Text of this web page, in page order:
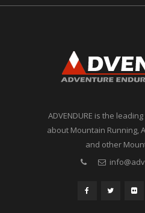
ADVENDURE is the
about Mountain Running,
and other